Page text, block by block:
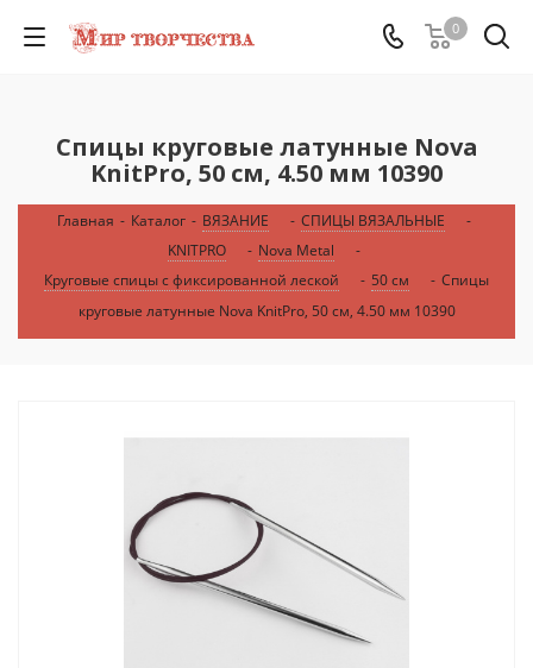
0
Спицы круговые латунные Nova
KnitPro, 50 см, 4.50 мм 10390
Главная - Каталог - ВЯЗАНИЕ - СПИЦЫ ВЯЗАЛЬНЫЕ
-
KNITPRO
- Nova Metal
-
Круговые спицы с фиксированной леской
- 50 см - Спицы
круговые латунные Nova KnitPro, 50 см, 4.50 мм 10390